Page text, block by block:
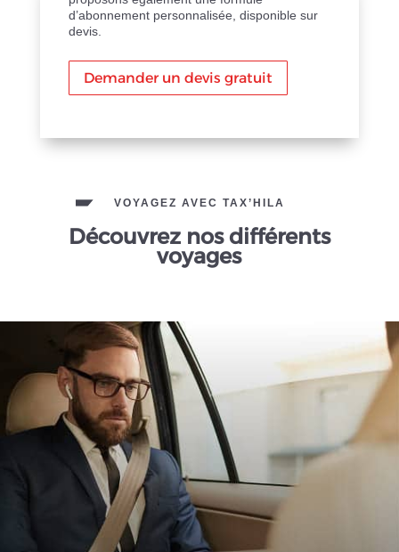
d’abonnement personnalisée, disponible sur
devis.
Demander un devis gratuit
VOYAGEZ AVEC TAX’HILA
Découvrez nos différents
voyages
Transports professionnels
Je vous propose un service de transport dédié aux
déplacements d’affaires, adapté à vos besoins et à vos
contraintes. Que ce soit pour un rendez-vous, une réunion
ou bien un évènement, profitez d’un service ponctuel, discret
et confortable.